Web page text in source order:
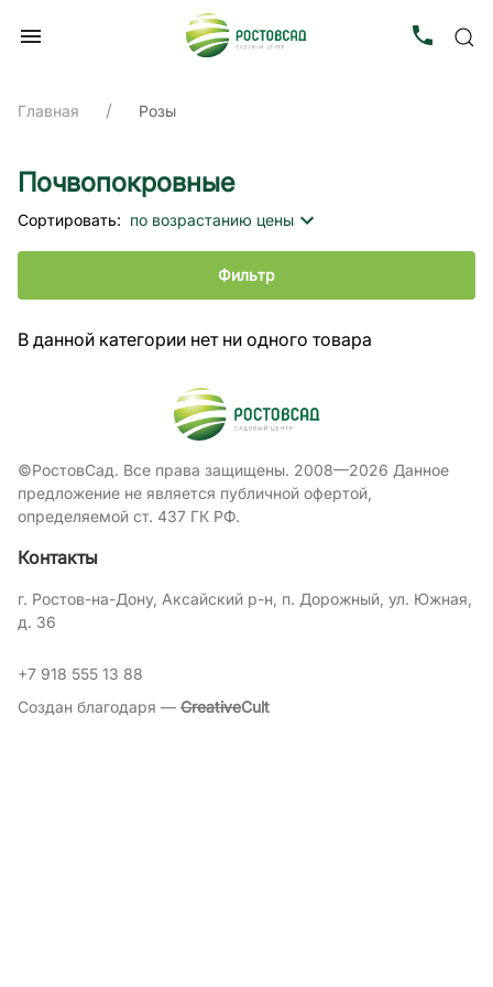
Главная Розы
Почвопокровные
Сортировать: по возрастанию цены
Фильтр
В данной категории нет ни одного товара
©РостовСад. Все права защищены. 2008—2026 Данное
предложение не является публичной офертой,
определяемой ст. 437 ГК РФ.
Контакты
г. Ростов-на-Дону, Аксайский р-н, п. Дорожный, ул. Южная,
д. 36
+7 918 555 13 88
Создан благодаря — CreativeCult